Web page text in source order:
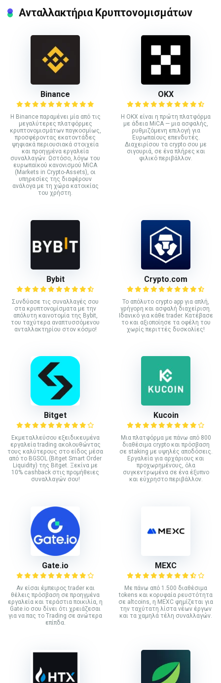
Ανταλλακτήρια Κρυπτονομισμάτων
Binance
Η Binance παραμένει μία από τις
μεγαλύτερες πλατφόρμες
κρυπτονομισμάτων παγκοσμίως,
προσφέροντας εκατοντάδες
ψηφιακά περιουσιακά στοιχεία
και προηγμένα εργαλεία
συναλλαγών. Ωστόσο, λόγω του
ευρωπαϊκού κανονισμού MiCA
(Markets in Crypto-Assets), οι
υπηρεσίες της διαφέρουν
ανάλογα με τη χώρα κατοικίας
του χρήστη.
ΟΚΧ
Η OKX είναι η πρώτη πλατφόρμα
με άδεια MiCA — μια ασφαλής,
ρυθμιζόμενη επιλογή για
Ευρωπαίους επενδυτές.
Διαχειρίσου τα crypto σου με
σιγουριά, σε ένα πλήρες και
φιλικό περιβάλλον.
Bybit
Συνδύασε τις συναλλαγές σου
στα κρυπτονομίσματα με την
απόλυτη καινοτομία της Bybit,
του ταχύτερα αναπτυσσόμενου
ανταλλακτηρίου στον κόσμο!
Crypto.com
Το απόλυτο crypto app για απλή,
γρήγορη και ασφαλή διαχείριση.
Ιδανικό για κάθε trader. Κατέβασε
το και αξιοποίησε τα οφέλη του
χωρίς περιττές δυσκολίες!
Bitget
Εκμεταλλεύσου εξειδικευμένα
εργαλεία trading ακολουθώντας
τους καλύτερους στο είδος μέσα
από το BGSOL (Bitget Smart Order
Liquidity) της Bitget. Ξεκίνα με
10% cashback στις προμήθειες
συναλλαγών σου!
Kucoin
Mια πλατφόρμα με πάνω από 800
διαθέσιμα crypto και πρόσβαση
σε staking με υψηλές αποδόσεις.
Εργαλεία για αρχάριους και
προχωρημένους, όλα
συγκεντρωμένα σε ένα έξυπνο
και εύχρηστο περιβάλλον.
Gate.io
Αν είσαι έμπειρος trader και
θέλεις πρόσβαση σε προηγμένα
εργαλεία και τεράστια ποικιλία, η
Gate.io σου δίνει ότι χρειάζεσαι
για να πας το Trading σε ανώτερα
επίπδα.
MEXC
Με πάνω από 1.500 διαθέσιμα
tokens και κορυφαία ρευστότητα
σε altcoins, η MEXC φημίζεται για
την ταχύτατη λίστα νέων έργων
και τα χαμηλά τέλη συναλλαγών.